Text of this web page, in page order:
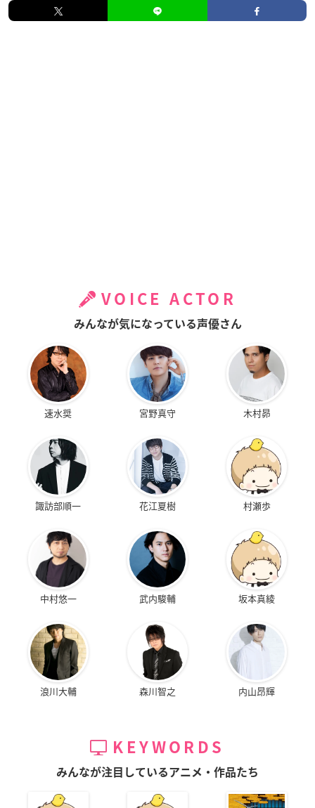
VOICE ACTOR
みんなが気になっている声優さん
速水奨 宮野真守 木村昴
諏訪部順一 花江夏樹 村瀬歩
中村悠一 武内駿輔 坂本真綾
浪川大輔 森川智之 内山昂輝
KEYWORDS
みんなが注目しているアニメ・作品たち